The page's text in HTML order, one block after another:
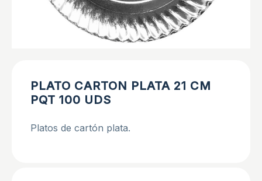
PLATO CARTON PLATA 21 CM
PQT 100 UDS
Platos de cartón plata.